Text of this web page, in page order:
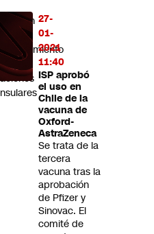
27-
01-
2021
11:40
ISP aprobó
el uso en
Chile de la
vacuna de
Oxford-
AstraZeneca
Se trata de la
tercera
vacuna tras la
aprobación
de Pfizer y
Sinovac. El
comité de
las